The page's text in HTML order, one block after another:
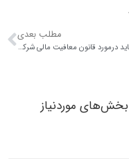
مطلب بعدی
آنچه که باید درمورد قانون معافیت مالی شرکتها بدانید|راهکار
بخش‌های موردنیاز